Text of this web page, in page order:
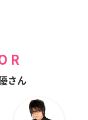
さん